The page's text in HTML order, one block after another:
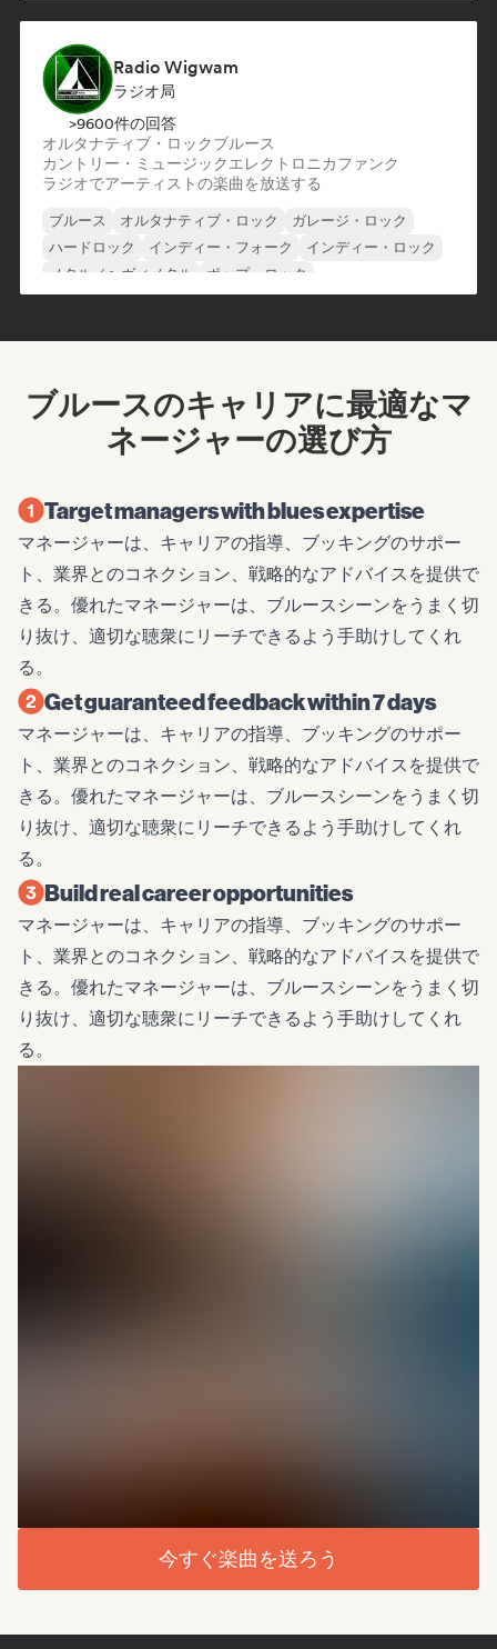
Radio Wigwam
ラジオ局
>9600件の回答
オルタナティブ・ロックブルース
カントリー・ミュージックエレクトロニカファンク
ラジオでアーティストの楽曲を放送する
ブルース オルタナティブ・ロック
ガレージ・ロック
ハードロック
インディー・フォーク
インディー・ロック
メタル／ヘヴィメタル
ポップ・ロック
ブルースのキャリアに最適なマ
ネージャーの選び方
Target managers with blues expertise
マネージャーは、キャリアの指導、ブッキングのサポー
ト、業界とのコネクション、戦略的なアドバイスを提供で
きる。優れたマネージャーは、ブルースシーンをうまく切
り抜け、適切な聴衆にリーチできるよう手助けしてくれ
る。
Get guaranteed feedback within 7 days
マネージャーは、キャリアの指導、ブッキングのサポー
ト、業界とのコネクション、戦略的なアドバイスを提供で
きる。優れたマネージャーは、ブルースシーンをうまく切
り抜け、適切な聴衆にリーチできるよう手助けしてくれ
る。
Build real career opportunities
マネージャーは、キャリアの指導、ブッキングのサポー
ト、業界とのコネクション、戦略的なアドバイスを提供で
きる。優れたマネージャーは、ブルースシーンをうまく切
り抜け、適切な聴衆にリーチできるよう手助けしてくれ
る。
今すぐ楽曲を送ろう